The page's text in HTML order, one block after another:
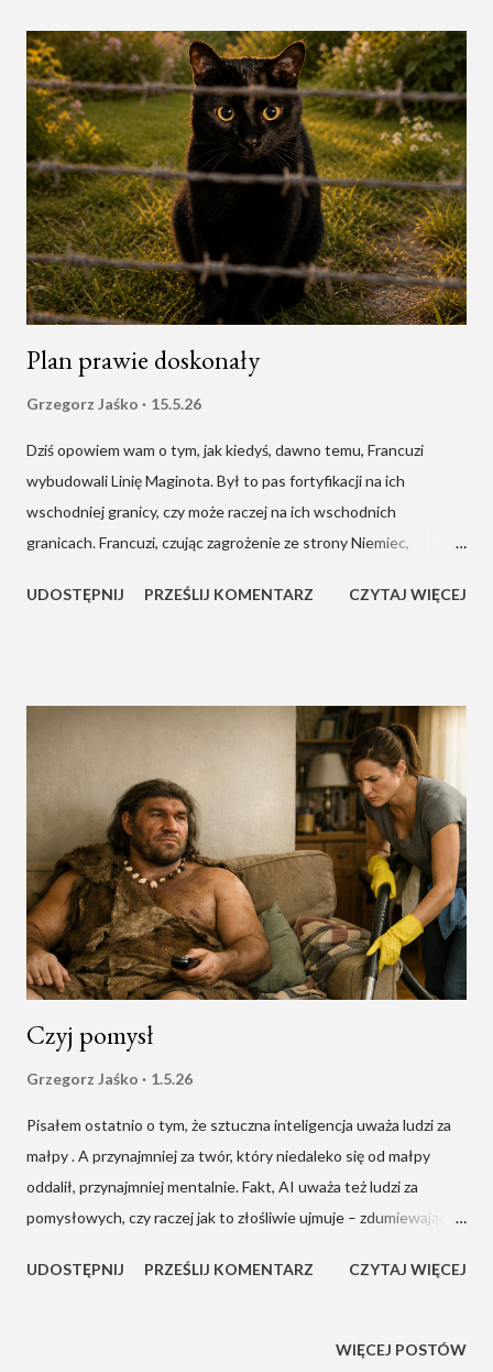
Plan prawie doskonały
Grzegorz Jaśko 15.5.26
Dziś opowiem wam o tym, jak kiedyś, dawno temu, Francuzi
wybudowali Linię Maginota. Był to pas fortyfikacji na ich
wschodniej granicy, czy może raczej na ich wschodnich
granicach. Francuzi, czując zagrożenie ze strony Niemiec,
ręce i, zadowoleni z siebie, czekali. Na rozwój wydarzeń.
naszego futrzaka. Krążył od okna do okna, patrzył na nas i
miauczał. Widać było, jak bardzo chce na zewnątrz, jak bardzo
kolorowy wydaje mu się świat po drugiej stronie szyby.
Postanowiliśmy mu pomóc. Plan był genialnie prosty. Wygarnąć
liście spod krzaków, sprawdzić stan ogrodzenia i zatkać
wszystkie dziury. Ogrodzenie to wysokie, metalowe pręty. Za
nimi jest dodatkowo druciana siatka. Od naszej strony jest
wysoka na chłopa bambusowa ścianka, trochę już stara i wy...
UDOSTĘPNIJ PRZEŚLIJ KOMENTARZ CZYTAJ WIĘCEJ
Czyj pomysł
Grzegorz Jaśko 1.5.26
Pisałem ostatnio o tym, że sztuczna inteligencja uważa ludzi za
małpy . A przynajmniej za twór, który niedaleko się od małpy
oddalił, przynajmniej mentalnie. Fakt, AI uważa też ludzi za
pomysłowych, czy raczej jak to złośliwie ujmuje – zdumiewająco
pomysłu będzie to, co być powinno, czyli chęć przysłużenia się
skostniałej cywilizacji na nowe tory poprzez zapewnienie jej
UDOSTĘPNIJ PRZEŚLIJ KOMENTARZ CZYTAJ WIĘCEJ
WIĘCEJ POSTÓW